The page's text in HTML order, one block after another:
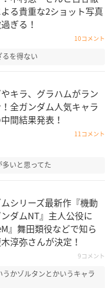
る貴重な2ショット写真
ぎる！
10コメント
を得ない
キラ、グラハムがラン
全ガンダム人気キャラ
間結果発表！
11コメント
いと思ってた
シリーズ最新作『機動
ダムNT』主人公役に
』舞田類役などで知ら
淳弥さんが決定！
9コメント
かゾルタンとかいうキャラ